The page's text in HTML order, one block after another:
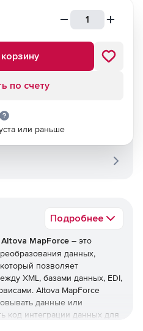
Подробнее
Altova MapForce – это
данных,
позволяет
XML, базами данных, EDI,
Altova MapForce
данные или
код интеграции данных для
по счету
или раньше